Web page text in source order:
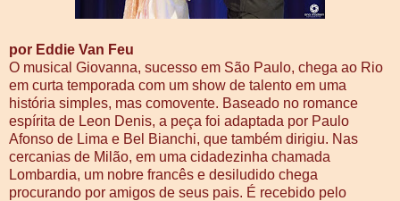
por Eddie Van Feu
O musical Giovanna, sucesso em São Paulo, chega ao Rio
em curta temporada com um show de talento em uma
história simples, mas comovente. Baseado no romance
espírita de Leon Denis, a peça foi adaptada por Paulo
Afonso de Lima e Bel Bianchi, que também dirigiu. Nas
cercanias de Milão, em uma cidadezinha chamada
Lombardia, um nobre francês e desiludido chega
procurando por amigos de seus pais. É recebido pelo